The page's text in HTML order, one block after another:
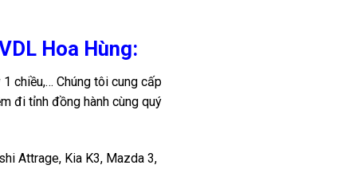
Hoa Hùng:
chiều,… Chúng tôi cung cấp
đi tỉnh đồng hành cùng quý
Attrage, Kia K3, Mazda 3,